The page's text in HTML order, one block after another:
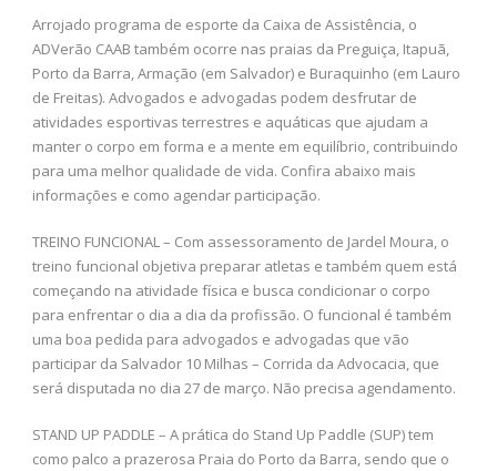
Arrojado programa de esporte da Caixa de Assistência, o
ADVerão CAAB também ocorre nas praias da Preguiça, Itapuã,
Porto da Barra, Armação (em Salvador) e Buraquinho (em Lauro
de Freitas). Advogados e advogadas podem desfrutar de
atividades esportivas terrestres e aquáticas que ajudam a
manter o corpo em forma e a mente em equilíbrio, contribuindo
para uma melhor qualidade de vida. Confira abaixo mais
informações e como agendar participação.
TREINO FUNCIONAL – Com assessoramento de Jardel Moura, o
treino funcional objetiva preparar atletas e também quem está
começando na atividade física e busca condicionar o corpo
para enfrentar o dia a dia da profissão. O funcional é também
uma boa pedida para advogados e advogadas que vão
participar da Salvador 10 Milhas – Corrida da Advocacia, que
será disputada no dia 27 de março. Não precisa agendamento.
STAND UP PADDLE – A prática do Stand Up Paddle (SUP) tem
como palco a prazerosa Praia do Porto da Barra, sendo que o